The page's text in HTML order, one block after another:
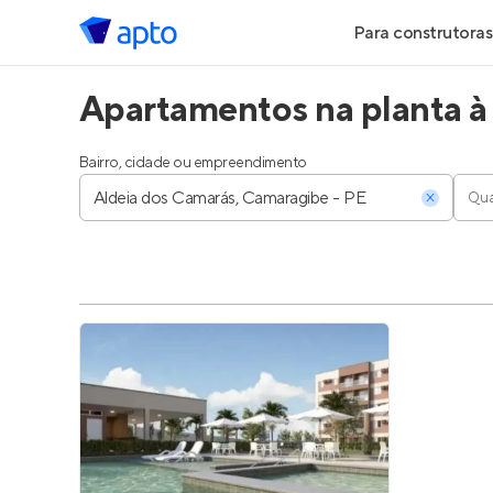
Para construtoras
Geração de
Geração de
Parcerias
Anunciar
Entrar no
Apartamentos na planta
Bairro, cidade ou empreendimento